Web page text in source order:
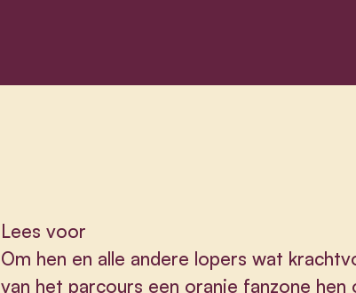
Lees voor
Om hen en alle andere lopers wat
van het parcours een oranje fanzone